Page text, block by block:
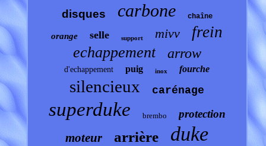
disques carbone chaîne
orange selle support mivv frein
echappement arrow
d'echappement puig inox fourche
silencieux carénage
superduke brembo protection
moteur arrière duke